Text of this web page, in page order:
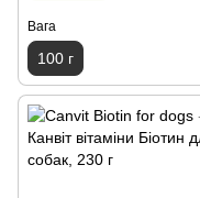
Вага
100 г